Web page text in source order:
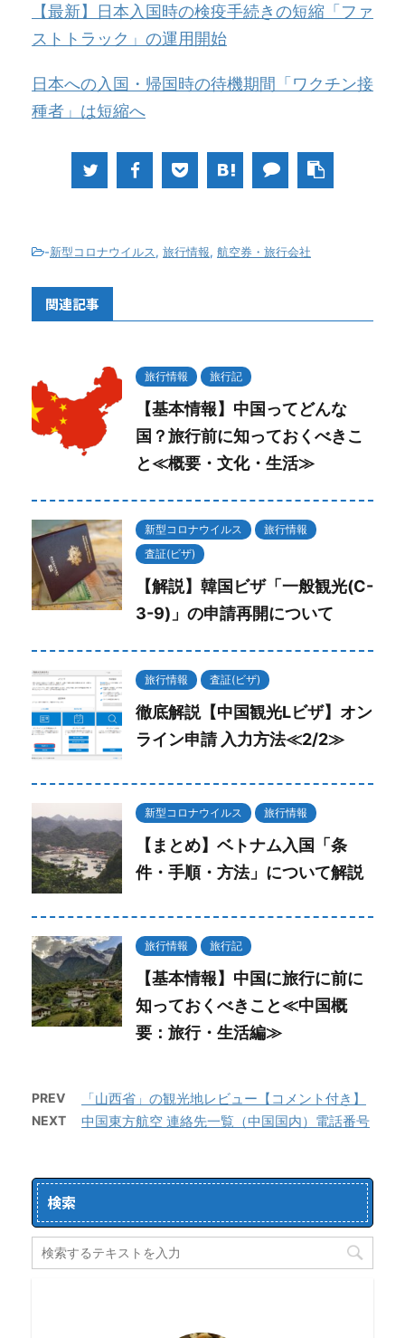
【最新】日本入国時の検疫手続きの短縮「ファ
ストトラック」の運用開始
日本への入国・帰国時の待機期間「ワクチン接
種者」は短縮へ
-新型コロナウイルス, 旅行情報, 航空券・旅行会社
関連記事
旅行情報 旅行記
【基本情報】中国ってどんな
国？旅行前に知っておくべきこ
と≪概要・文化・生活≫
新型コロナウイルス
旅行情報
査証(ビザ)
【解説】韓国ビザ「一般観光(C-
3-9)」の申請再開について
旅行情報 査証(ビザ)
徹底解説【中国観光Lビザ】オン
ライン申請 入力方法≪2/2≫
新型コロナウイルス 旅行情報
【まとめ】ベトナム入国「条
件・手順・方法」について解説
旅行情報 旅行記
【基本情報】中国に旅行に前に
知っておくべきこと≪中国概
要：旅行・生活編≫
PREV 「山西省」の観光地レビュー【コメント付き】
NEXT 中国東方航空 連絡先一覧（中国国内）電話番号
検索